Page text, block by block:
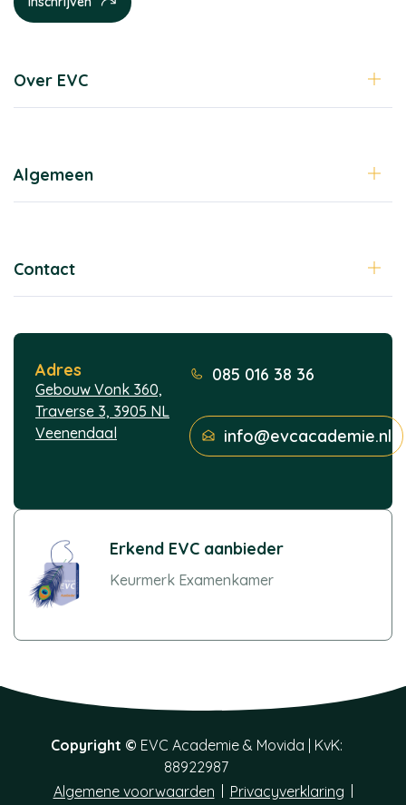
Over EVC
Algemeen
Contact
Adres
Gebouw Vonk 360,
Traverse 3, 3905 NL
Veenendaal
085 016 38 36
info@evcacademie.nl
Erkend EVC aanbieder
Keurmerk Examenkamer
Copyright © EVC Academie & Movida | KvK:
88922987
Algemene voorwaarden
Privacyverklaring